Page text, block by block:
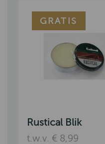
GRATIS
Rustical Blik
t.w.v. € 8,99